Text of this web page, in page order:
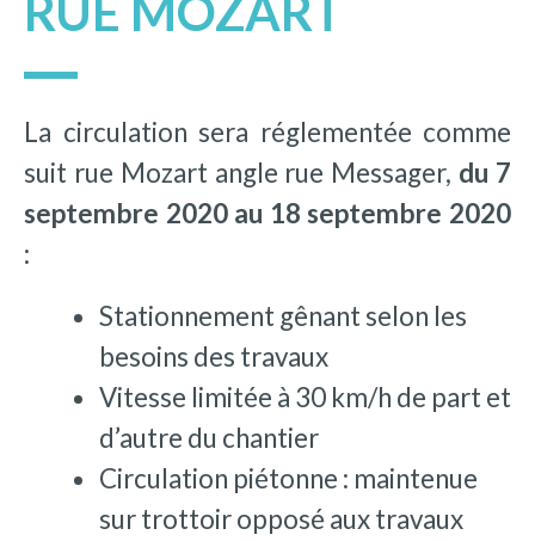
RUE MOZART
La circulation sera réglementée comme
suit rue Mozart angle rue Messager, du 7
septembre 2020 au 18 septembre 2020
:
Stationnement gênant selon les
besoins des travaux
Vitesse limitée à 30 km/h de part et
d’autre du chantier
Circulation piétonne : maintenue
sur trottoir opposé aux travaux